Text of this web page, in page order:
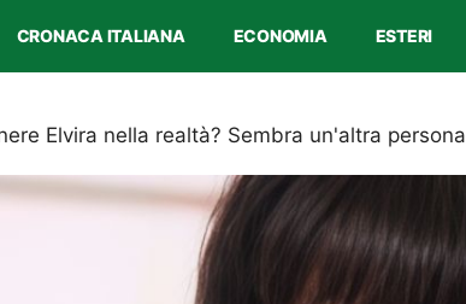
CRONACA ITALIANA ECONOMIA ESTERI
Elvira nella realtà? Sembra un'altra persona